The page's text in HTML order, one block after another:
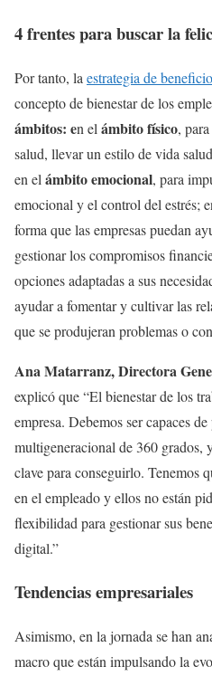
4 frentes para buscar la
Por tanto, la estrategia de
concepto de bienestar de los
ámbitos: en el ámbito físico,
salud, llevar un estilo de vida
en el ámbito emocional, para
emocional y el control del estrés;
forma que las empresas puedan
gestionar los compromisos
opciones adaptadas a sus
ayudar a fomentar y cultivar las
que se produjeran problemas o
Ana Matarranz, Directora
explicó que “El bienestar de los
empresa. Debemos ser capaces
multigeneracional de 360 grados,
clave para conseguirlo. Tenemos
en el empleado y ellos no están
flexibilidad para gestionar sus
digital.”
Tendencias empresariales
Asimismo, en la jornada se han
macro que están impulsando la